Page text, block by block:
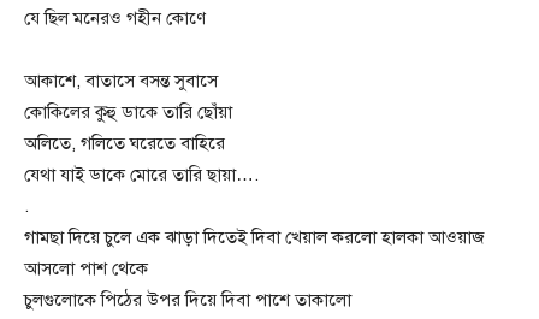
যে ছিল মনেরও গহীন কোণে
আকাশে, বাতাসে বসন্ত সুবাসে
কোকিলের কুহু ডাকে তারি ছোঁয়া
অলিতে, গলিতে ঘরেতে বাহিরে
যেথা যাই ডাকে মোরে তারি ছায়া….
.
গামছা দিয়ে চুলে এক ঝাড়া দিতেই দিবা খেয়াল করলো হালকা আওয়াজ
আসলো পাশ থেকে
চুলগুলোকে পিঠের উপর দিয়ে দিবা পাশে তাকালো